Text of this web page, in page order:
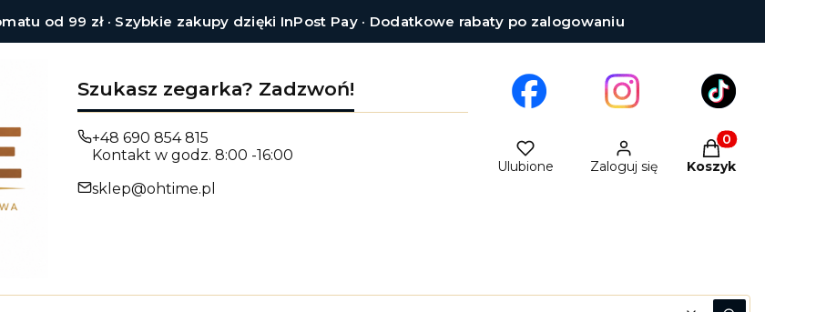
od 99 zł · Szybkie zakupy dzięki InPost Pay · Dodatkowe rabaty po zalogowaniu
Szukasz zegarka? Zadzwoń!
+48 690 854 815
Kontakt w godz. 8:00 -16:00
sklep@ohtime.pl
Ulubione Zaloguj się
Produkty w
Koszyk